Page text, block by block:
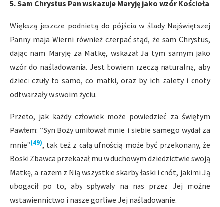
5. Sam Chrystus Pan wskazuje Maryję jako wzór Kościoła
Większą jeszcze podnietą do pójścia w ślady Najświętszej
Panny maja Wierni również czerpać stąd, że sam Chrystus,
dając nam Maryję za Matkę, wskazał Ja tym samym jako
wzór do naśladowania. Jest bowiem rzeczą naturalną, aby
dzieci czuły to samo, co matki, oraz by ich zalety i cnoty
odtwarzały w swoim życiu.
Przeto, jak każdy człowiek może powiedzieć za świętym
Pawłem: “Syn Boży umiłował mnie i siebie samego wydał za
mnie”(49), tak też z całą ufnością może być przekonany, że
Boski Zbawca przekazał mu w duchowym dziedzictwie swoją
Matkę, a razem z Nią wszystkie skarby łaski i cnót, jakimi Ją
ubogacił po to, aby spływały na nas przez Jej możne
wstawiennictwo i nasze gorliwe Jej naśladowanie.